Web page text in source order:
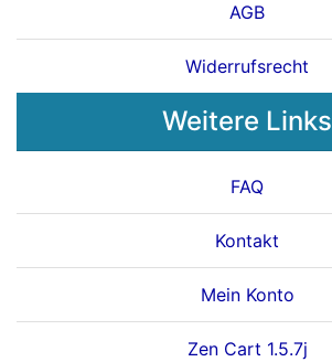
AGB
Widerrufsrecht
Weitere Links
FAQ
Kontakt
Mein Konto
Zen Cart 1.5.7j